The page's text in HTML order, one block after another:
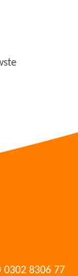
0302 8306 77